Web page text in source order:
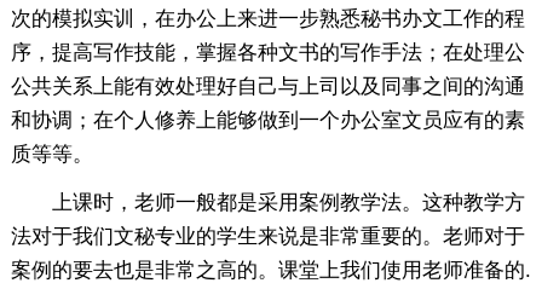
次的模拟实训，在办公上来进一步熟悉秘书办文工作的程
序，提高写作技能，掌握各种文书的写作手法；在处理公
公共关系上能有效处理好自己与上司以及同事之间的沟通
和协调；在个人修养上能够做到一个办公室文员应有的素
质等等。
上课时，老师一般都是采用案例教学法。这种教学方
法对于我们文秘专业的学生来说是非常重要的。老师对于
案例的要去也是非常之高的。课堂上我们使用老师准备的.